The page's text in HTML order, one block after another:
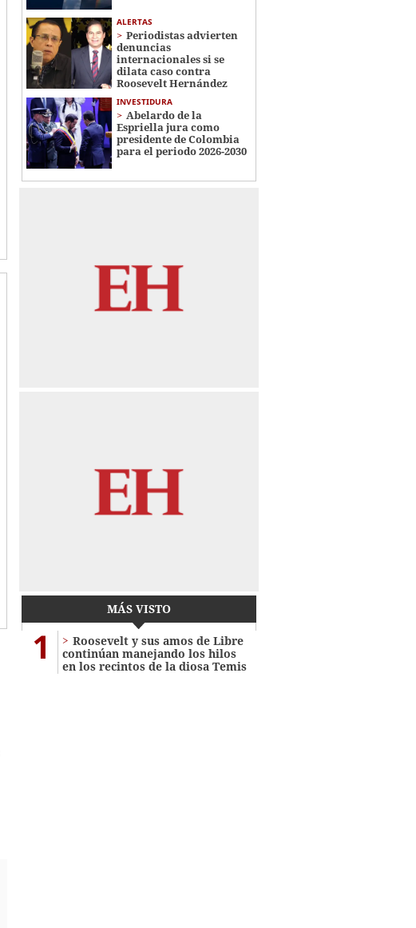
ALERTAS
Periodistas advierten
denuncias
internacionales si se
dilata caso contra
Roosevelt Hernández
INVESTIDURA
Abelardo de la
Espriella jura como
presidente de Colombia
para el periodo 2026-2030
MÁS VISTO
1
Roosevelt y sus amos de Libre
continúan manejando los hilos
en los recintos de la diosa Temis